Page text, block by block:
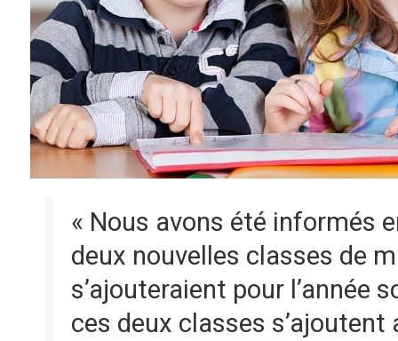
« Nous avons été informés
deux nouvelles classes de
s’ajouteraient pour l’année
ces deux classes